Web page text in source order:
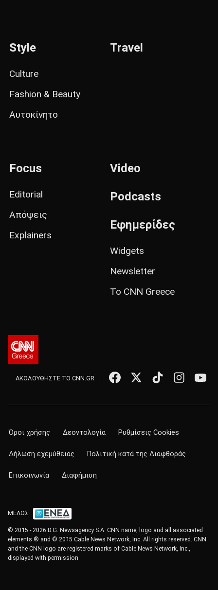
Style
Culture
Fashion & Beauty
Αυτοκίνητο
Travel
Focus
Editorial
Απόψεις
Explainers
Video
Podcasts
Εφημερίδες
Widgets
Newsletter
Το CNN Greece
ΑΚΟΛΟΥΘΗΣΤΕ ΤΟ CNN.GR
Όροι χρήσης Δεοντολογία Ρυθμίσεις Cookies
Δήλωση εχεμύθειας Πολιτική κατά της Διαφθοράς
Επικοινωνία Διαφήμιση
ΜΕΛΟΣ
© 2015 - 2026 D.G. Newsagency S.A. CNN name, logo and all associated
elements ® and © 2015 Cable News Network, Inc. All rights reserved. CNN
and the CNN logo are registered marks of Cable News Network, Inc.,
displayed with permission